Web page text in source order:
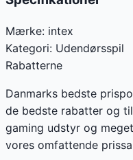
Mærke: intex
Kategori: Udendørsspil
Rabatterne
Danmarks bedste
de bedste rabatter og
gaming udstyr og
vores omfattende